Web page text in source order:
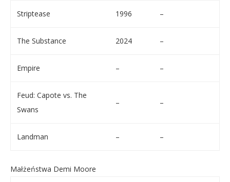
Striptease 1996 –
The Substance 2024 –
Empire – –
Feud: Capote vs. The
Swans
– –
Landman – –
Małżeństwa Demi Moore